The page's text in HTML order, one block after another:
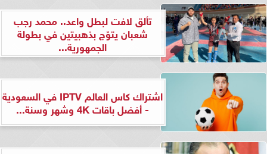
تألق لافت لبطل واعد.. محمد رجب
شعبان يتوّج بذهبيتين في بطولة
الجمهورية...
اشتراك كاس العالم IPTV في السعودية
- أفضل باقات 4K وشهر وسنة...